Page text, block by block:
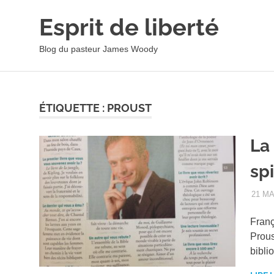
Esprit de liberté
Blog du pasteur James Woody
ÉTIQUETTE : PROUST
21